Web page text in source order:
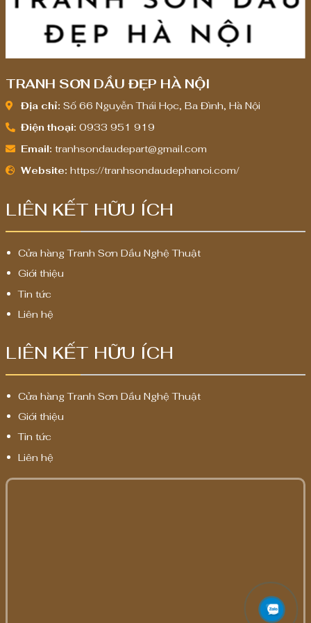
TRANH SƠN DẦU ĐẸP HÀ NỘI
Địa chỉ: Số 66 Nguyễn Thái Học, Ba Đình, Hà Nội
Điện thoại: 0933 951 919
Email: tranhsondaudepart@gmail.com
Website: https://tranhsondaudephanoi.com/
LIÊN KẾT HỮU ÍCH
Cửa hàng Tranh Sơn Dầu Nghệ Thuật
Giới thiệu
Tin tức
Liên hệ
LIÊN KẾT HỮU ÍCH
Cửa hàng Tranh Sơn Dầu Nghệ Thuật
Giới thiệu
Tin tức
Liên hệ